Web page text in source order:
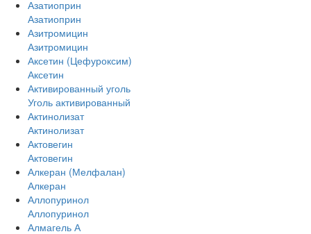
Азатиоприн
Азатиоприн
Азитромицин
Азитромицин
Аксетин (Цефуроксим)
Аксетин
Активированный уголь
Уголь активированный
Актинолизат
Актинолизат
Актовегин
Актовегин
Алкеран (Мелфалан)
Алкеран
Аллопуринол
Аллопуринол
Алмагель А